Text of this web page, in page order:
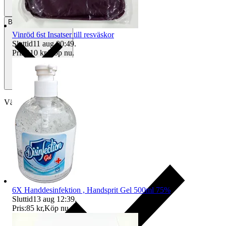
BetalningVia Tradera
Välj till köparskydd
Vinröd 6st Insatser till resväskor
Sluttid11 aug 00:49.
Pris: 110 kr,Köp nu.
6X Handdesinfektion , Handsprit Gel 500ml 75%
Sluttid13 aug 12:39.
Pris:85 kr,Köp nu.